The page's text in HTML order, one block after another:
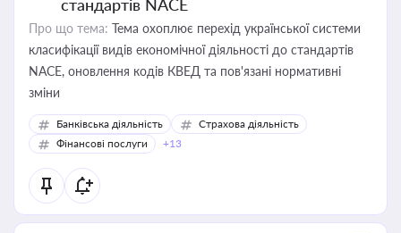
стандартів NACE
Про що тема: Тема охоплює перехід української системи
класифікації видів економічної діяльності до стандартів
NACE, оновлення кодів КВЕД та пов'язані нормативні
зміни
Банківська діяльність
Страхова діяльність
Фінансові послуги
+13